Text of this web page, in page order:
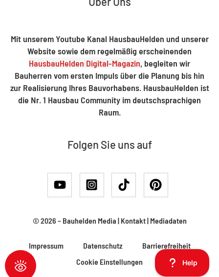
Mit unserem Youtube Kanal HausbauHelden und unserer
Website sowie dem regelmäßig erscheinenden
HausbauHelden Digital-Magazin, begleiten wir
Bauherren vom ersten Impuls über die Planung bis hin
zur Realisierung Ihres Bauvorhabens. HausbauHelden ist
die Nr. 1 Hausbau Community im deutschsprachigen
Raum.
Folgen Sie uns auf
© 2026 – Bauhelden Media | Kontakt| Mediadaten
Impressum Datenschutz
Barrierefreiheit
Cookie Einstellungen